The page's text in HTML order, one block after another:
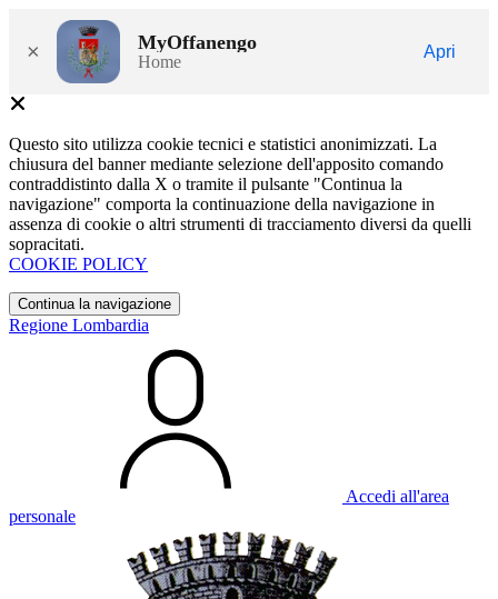
× MyOffanengo
Home
Apri
Questo sito utilizza cookie tecnici e statistici anonimizzati. La
chiusura del banner mediante selezione dell'apposito comando
contraddistinto dalla X o tramite il pulsante "Continua la
navigazione" comporta la continuazione della navigazione in
assenza di cookie o altri strumenti di tracciamento diversi da quelli
sopracitati.
COOKIE POLICY
Continua la navigazione
Regione Lombardia
Accedi all'area
personale